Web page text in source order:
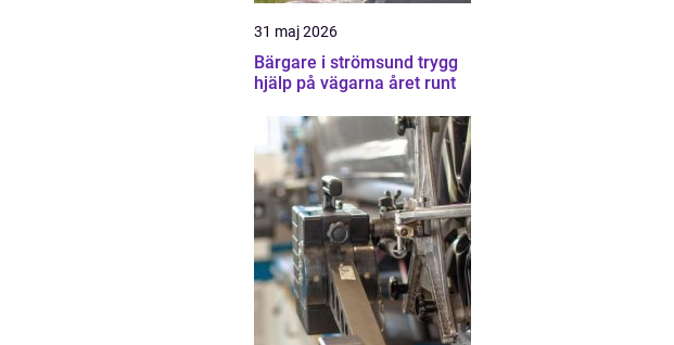
31 maj 2026
Bärgare i strömsund trygg
hjälp på vägarna året runt